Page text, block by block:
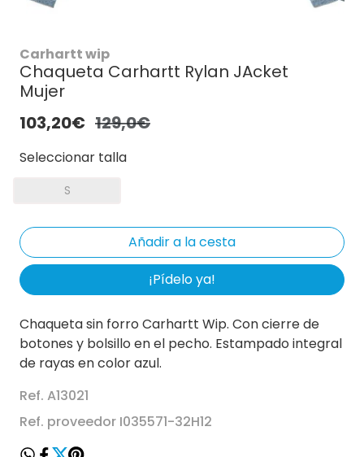
Carhartt wip
Chaqueta Carhartt Rylan JAcket
Mujer
103,20€ 129,0€
Seleccionar talla
S
¡Pídelo ya!
Chaqueta sin forro Carhartt Wip. Con cierre de
botones y bolsillo en el pecho. Estampado integral
de rayas en color azul.
Ref. A13021
Ref. proveedor I035571-32H12